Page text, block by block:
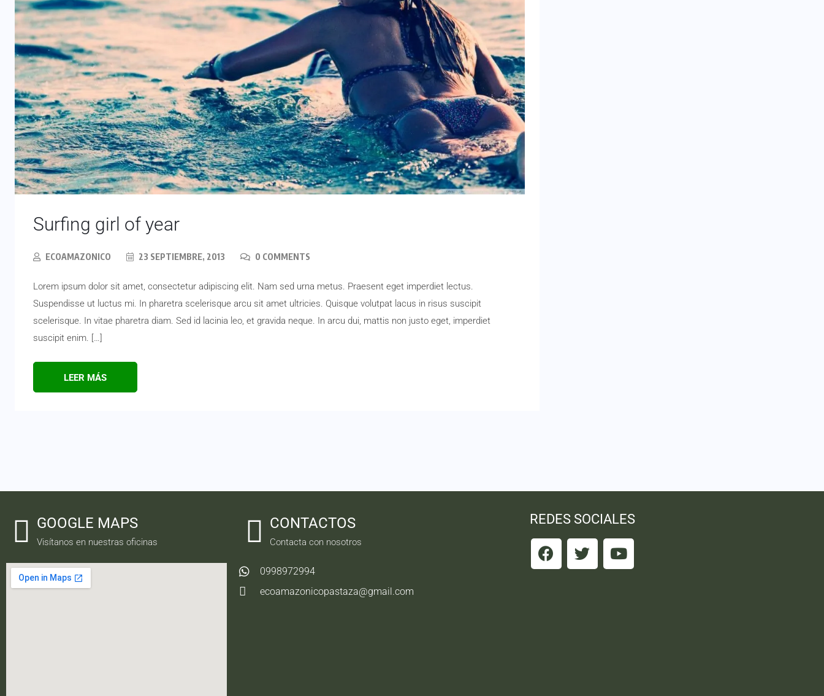
Surfing girl of year
ECOAMAZONICO 23 SEPTIEMBRE, 2013 0 COMMENTS
Lorem ipsum dolor sit amet, consectetur adipiscing elit. Nam sed urna metus. Praesent eget imperdiet lectus.
Suspendisse ut luctus mi. In pharetra scelerisque arcu sit amet ultricies. Quisque volutpat lacus in risus suscipit
scelerisque. In vitae pharetra diam. Sed id lacinia leo, et gravida neque. In arcu dui, mattis non justo eget, imperdiet
suscipit enim. […]
LEER MÁS
GOOGLE MAPS
Visítanos en nuestras oficinas
CONTACTOS
Contacta con nosotros
0998972994
ecoamazonicopastaza@gmail.com
REDES SOCIALES